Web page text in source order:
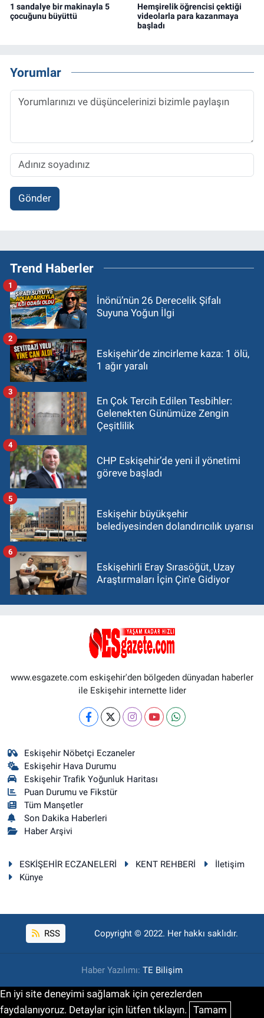
1 sandalye bir makinayla 5
çocuğunu büyüttü
Hemşirelik öğrencisi çektiği
videolarla para kazanmaya
başladı
Yorumlar
Gönder
Trend Haberler
İnönü’nün 26 Derecelik Şifalı
Suyuna Yoğun İlgi
1
Eskişehir’de zincirleme kaza: 1 ölü,
1 ağır yaralı
2
En Çok Tercih Edilen Tesbihler:
Gelenekten Günümüze Zengin
Çeşitlilik
3
CHP Eskişehir’de yeni il yönetimi
göreve başladı
4
Eskişehir büyükşehir
belediyesinden dolandırıcılık uyarısı
5
Eskişehirli Eray Sırasöğüt, Uzay
Araştırmaları İçin Çin'e Gidiyor
6
www.esgazete.com eskişehir'den bölgeden dünyadan haberler
ile Eskişehir internette lider
Eskişehir Nöbetçi Eczaneler
Eskişehir Hava Durumu
Eskişehir Trafik Yoğunluk Haritası
Puan Durumu ve Fikstür
Tüm Manşetler
Son Dakika Haberleri
Haber Arşivi
ESKİŞEHİR ECZANELERİ KENT REHBERİ
İletişim
Künye
RSS Copyright © 2022. Her hakkı saklıdır.
Haber Yazılımı: TE Bilişim
En iyi site deneyimi sağlamak için çerezlerden
faydalanıyoruz. Detaylar için lütfen tıklayın. Tamam